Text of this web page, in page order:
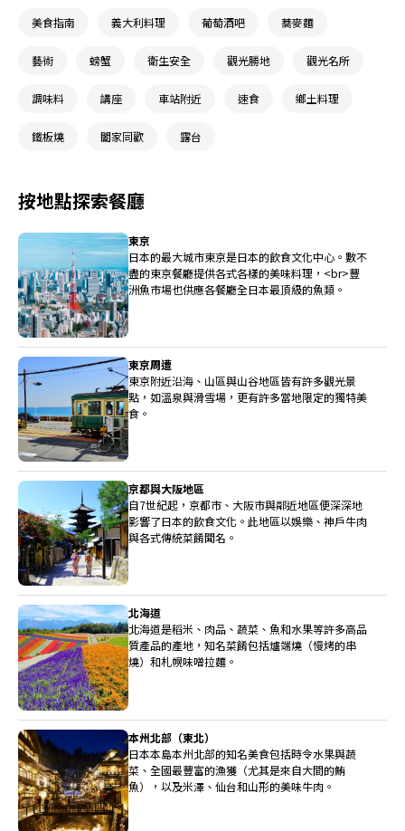
美食指南 義大利料理 葡萄酒吧 蕎麥麵
藝術 螃蟹 衛生安全 觀光勝地 觀光名所
調味料 講座 車站附近 速食 鄉土料理
鐵板燒 闔家同歡 露台
按地點探索餐廳
東京
日本的最大城市東京是日本的飲食文化中心。數不
盡的東京餐廳提供各式各樣的美味料理，<br>豐
洲魚市場也供應各餐廳全日本最頂級的魚類。
東京周遭
東京附近沿海、山區與山谷地區皆有許多觀光景
點，如溫泉與滑雪場，更有許多當地限定的獨特美
食。
京都與大阪地區
自7世紀起，京都市、大阪市與鄰近地區便深深地
影響了日本的飲食文化。此地區以娛樂、神戶牛肉
與各式傳統菜餚聞名。
北海道
北海道是稻米、肉品、蔬菜、魚和水果等許多高品
質產品的產地，知名菜餚包括爐端燒（慢烤的串
燒）和札幌味噌拉麵。
本州北部（東北）
日本本島本州北部的知名美食包括時令水果與蔬
菜、全國最豐富的漁獲（尤其是來自大間的鮪
魚），以及米澤、仙台和山形的美味牛肉。